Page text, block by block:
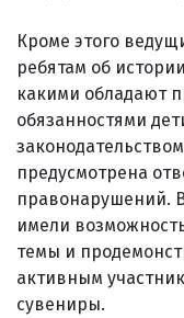
Кроме этого
ребятам об
какими обладают
обязанностями
предусмотрена
правонарушений.
имели
темы и
активным
сувениры.